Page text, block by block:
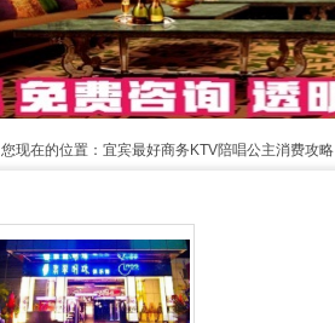
您现在的位置： 宜宾最好商务KTV陪唱公主消费攻略